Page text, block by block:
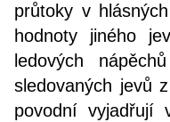
průtoky v
hodnoty jiného
ledových
sledovaných jevů
povodní vyjadřují